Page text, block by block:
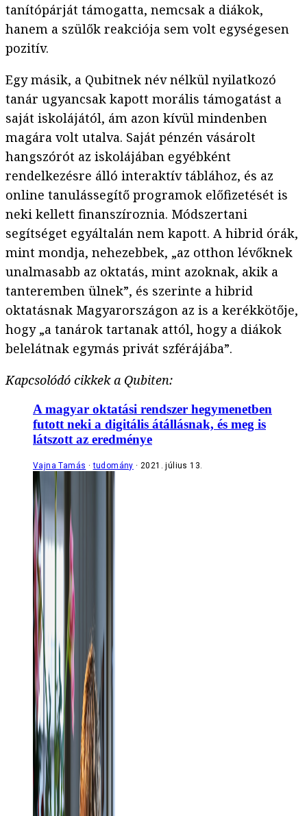
tanítópárját támogatta, nemcsak a diákok,
hanem a szülők reakciója sem volt egységesen
pozitív.
Egy másik, a Qubitnek név nélkül nyilatkozó
tanár ugyancsak kapott morális támogatást a
saját iskolájától, ám azon kívül mindenben
magára volt utalva. Saját pénzén vásárolt
hangszórót az iskolájában egyébként
rendelkezésre álló interaktív táblához, és az
online tanulássegítő programok előfizetését is
neki kellett finanszíroznia. Módszertani
segítséget egyáltalán nem kapott. A hibrid órák,
mint mondja, nehezebbek, „az otthon lévőknek
unalmasabb az oktatás, mint azoknak, akik a
tanteremben ülnek”, és szerinte a hibrid
oktatásnak Magyarországon az is a kerékkötője,
hogy „a tanárok tartanak attól, hogy a diákok
belelátnak egymás privát szférájába”.
Kapcsolódó cikkek a Qubiten:
A magyar oktatási rendszer hegymenetben
futott neki a digitális átállásnak, és meg is
látszott az eredménye
Vajna Tamás tudomány 2021. július 13.